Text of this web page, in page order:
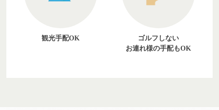
観光手配OK
ゴルフしない
お連れ様の手配もOK